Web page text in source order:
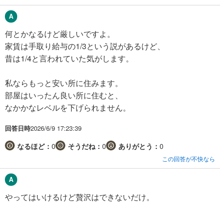
何とかなるけど厳しいですよ。
家賃は手取り給与の1/3という説があるけど、
昔は1/4と言われていた気がします。
私ならもっと安い所に住みます。
部屋はいったん良い所に住むと、
なかかなレベルを下げられません。
回答日時2026/6/9 17:23:39
なるほど： 0 そうだね： 0 ありがとう： 0
この回答が不快なら
やってはいけるけど贅沢はできないだけ。